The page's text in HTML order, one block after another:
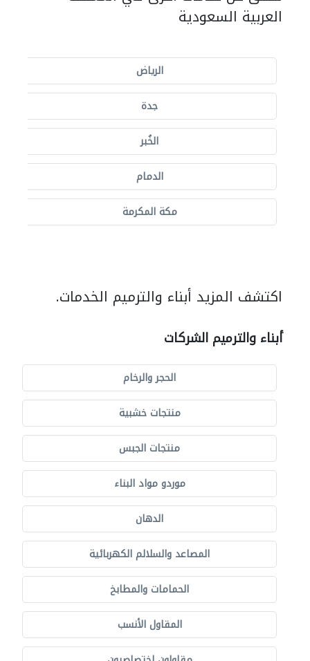
العربية السعودية
الرياض
جدة
الخُبر
الدمام
مكة المكرمة
اكتشف المزيد أبناء والترميم الخدمات.
أبناء والترميم الشركات
الحجر والرخام
منتجات خشبية
منتجات الجبس
موردو مواد البناء
الدهان
المصاعد والسلالم الكهربائية
الحمامات والمطابخ
المقاول الأنسب